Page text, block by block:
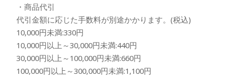
・商品代引
代引金額に応じた手数料が別途かかります。(税込)
10,000円未満:330円
10,000円以上～30,000円未満:440円
30,000円以上～100,000円未満:660円
100,000円以上～300,000円未満:1,100円